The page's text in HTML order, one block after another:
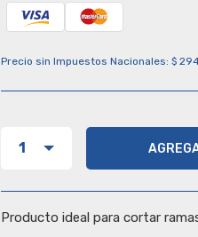
Precio sin Impuestos Nacionales: $
1
Producto ideal para cortar